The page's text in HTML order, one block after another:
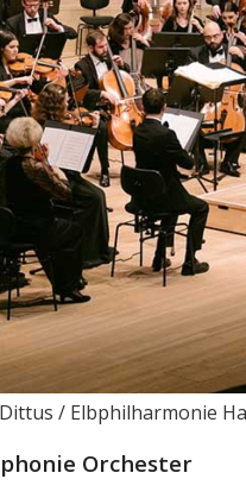
/ Elbphilharmonie
Orchester